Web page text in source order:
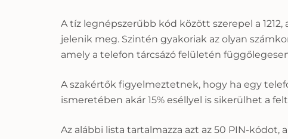
A tíz legnépszerűbb kód között szerepel a
jelenik meg. Szintén gyakoriak az olyan
amely a telefon tárcsázó felületén
A szakértők figyelmeztetnek, hogy ha egy
ismeretében akár 15% eséllyel is sikerülhet a
Az alábbi lista tartalmazza azt az 50 PIN-